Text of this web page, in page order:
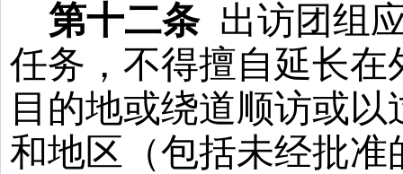
第十二条 出访团组
任务，不得擅自延长
目的地或绕道顺访或
和地区（包括未经批